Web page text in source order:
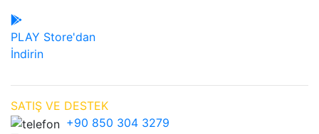
PLAY Store'dan
İndirin
SATIŞ VE DESTEK
+90 850 304 3279